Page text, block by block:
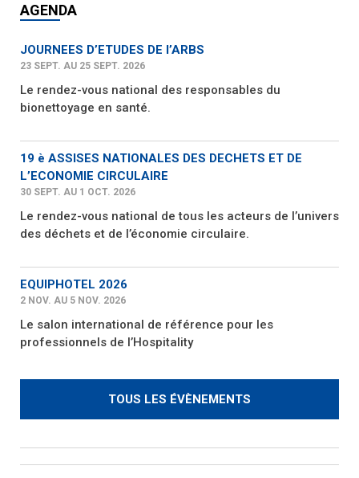
AGENDA
JOURNEES D’ETUDES DE l’ARBS
23 SEPT. AU 25 SEPT. 2026
Le rendez-vous national des responsables du
bionettoyage en santé.
19 è ASSISES NATIONALES DES DECHETS ET DE
L’ECONOMIE CIRCULAIRE
30 SEPT. AU 1 OCT. 2026
Le rendez-vous national de tous les acteurs de l’univers
des déchets et de l’économie circulaire.
EQUIPHOTEL 2026
2 NOV. AU 5 NOV. 2026
Le salon international de référence pour les
professionnels de l’Hospitality
TOUS LES ÉVÈNEMENTS